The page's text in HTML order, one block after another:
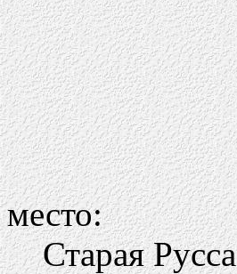
место:
Старая Русса